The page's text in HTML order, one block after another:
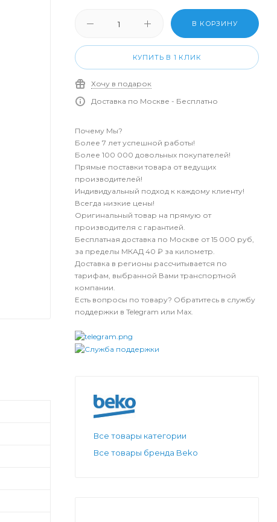
В КОРЗИНУ
КУПИТЬ В 1 КЛИК
Хочу в подарок
Доставка по Москве - Бесплатно
Почему Мы?
Более 7 лет успешной работы!
Более 100 000 довольных покупателей!
Прямые поставки товара от ведущих
производителей!
Индивидуальный подход к каждому клиенту!
Всегда низкие цены!
Оригинальный товар на прямую от
производителя с гарантией.
Бесплатная доставка по Москве от 15 000 руб,
за пределы МКАД 40 ₽ за километр.
Доставка в регионы рассчитывается по
тарифам, выбранной Вами транспортной
компании.
Есть вопросы по товару? Обратитесь в службу
поддержки в Telegram или Max.
Все товары категории
Все товары бренда Beko